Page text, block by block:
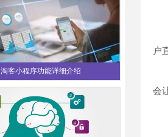
淘客小程序功能详细介绍
户
会